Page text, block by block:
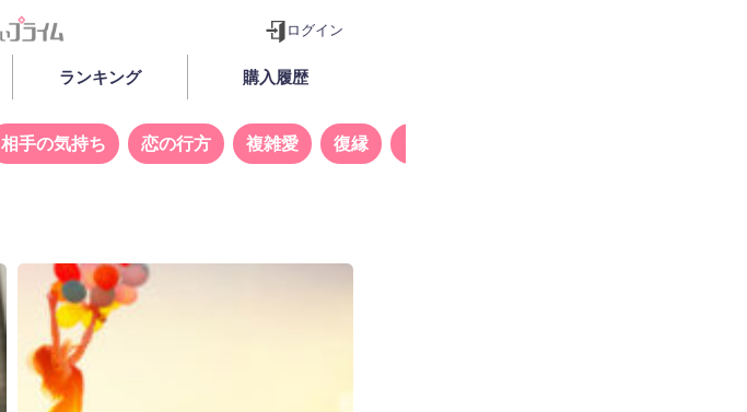
ログイン
ランキング 購入履歴
相手の気持ち 恋の行方 複雑愛 復縁